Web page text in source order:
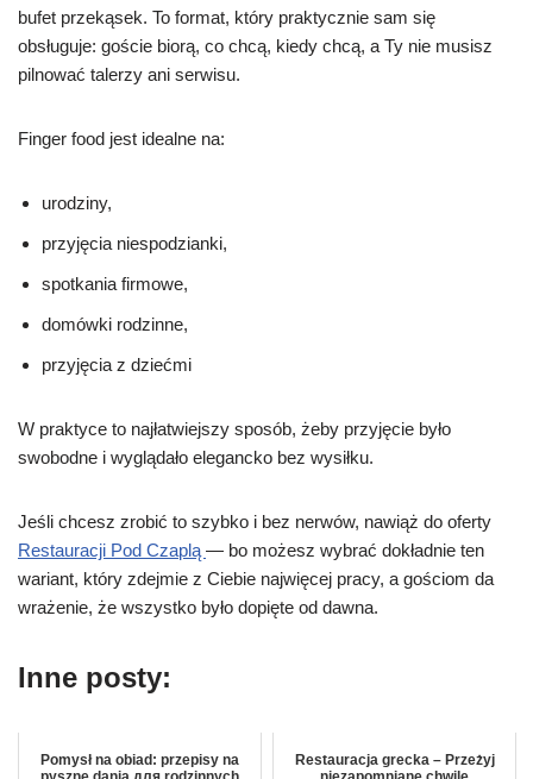
bufet przekąsek. To format, który praktycznie sam się
obsługuje: goście biorą, co chcą, kiedy chcą, a Ty nie musisz
pilnować talerzy ani serwisu.
Finger food jest idealne na:
urodziny,
przyjęcia niespodzianki,
spotkania firmowe,
domówki rodzinne,
przyjęcia z dziećmi
W praktyce to najłatwiejszy sposób, żeby przyjęcie było
swobodne i wyglądało elegancko bez wysiłku.
Jeśli chcesz zrobić to szybko i bez nerwów, nawiąż do oferty
Restauracji Pod Czaplą — bo możesz wybrać dokładnie ten
wariant, który zdejmie z Ciebie najwięcej pracy, a gościom da
wrażenie, że wszystko było dopięte od dawna.
Inne posty:
Pomysł na obiad: przepisy na
Restauracja grecka – Przeżyj